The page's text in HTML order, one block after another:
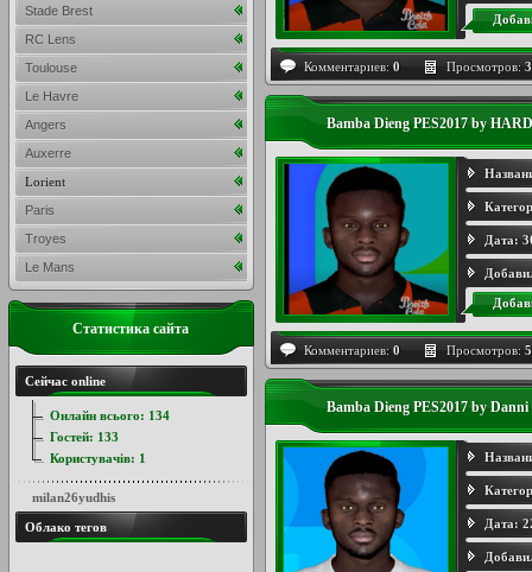
Комментариев: 0 Просмотров:
Bamba Dieng PES2017 by HARD
Дата:
Комментариев: 0 Просмотров:
Bamba Dieng PES2017 by Danni
Дата:
Stade Brest
RC Lens
Toulouse
Le Havre
Angers
Auxerre
Lorient
Paris
Troyes
Le Mans
Статистика сайта
Сейчас online
Онлайн всього: 134
Гостей: 133
Користувачів: 1
milan26yudhis
Облако тегов